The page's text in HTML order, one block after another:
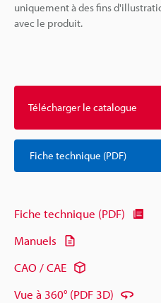
uniquement à des fins
avec le produit.
Télécharger le catalogue
Fiche technique (PDF)
Fiche technique (PDF)
Manuels
CAO / CAE
Vue à 360° (PDF 3D)